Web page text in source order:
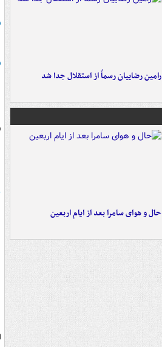
رامین رضاییان رسماً از استقلال جدا شد
حال و هوای سامرا بعد از ایام اربعین